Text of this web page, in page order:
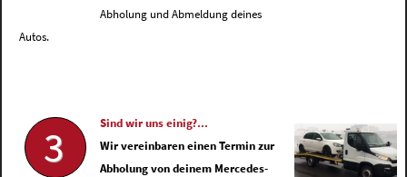
Abholung und Abmeldung deines
Autos.
3
Sind wir uns einig?...
Wir vereinbaren einen Termin zur
Abholung von deinem Mercedes-